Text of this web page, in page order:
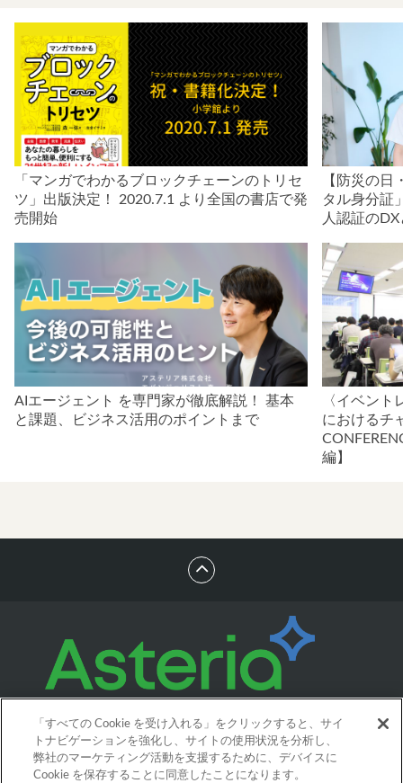
「マンガでわかるブロックチェーンのトリセ
ツ」出版決定！ 2020.7.1 より全国の書店で発
売開始
【防災の
タル身分証
人認証の
AIエージェント を専門家が徹底解説！ 基本
と課題、ビジネス活用のポイントまで
〈イベント
におけるチ
編】
「すべての Cookie を受け入れる」をクリックすると、サイ
トナビゲーションを強化し、サイトの使用状況を分析し、
弊社のマーケティング活動を支援するために、デバイスに
Cookie を保存することに同意したことになります。